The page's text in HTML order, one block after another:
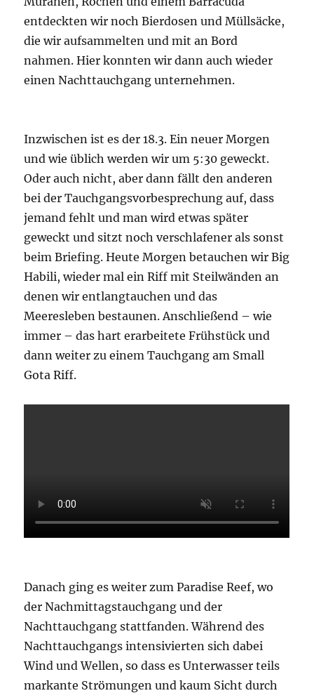
entdeckten wir noch Bierdosen und Müllsäcke,
die wir aufsammelten und mit an Bord
nahmen. Hier konnten wir dann auch wieder
einen Nachttauchgang unternehmen.
Inzwischen ist es der 18.3. Ein neuer Morgen
und wie üblich werden wir um 5:30 geweckt.
Oder auch nicht, aber dann fällt den anderen
bei der Tauchgangsvorbesprechung auf, dass
jemand fehlt und man wird etwas später
geweckt und sitzt noch verschlafener als sonst
beim Briefing. Heute Morgen betauchen wir Big
Habili, wieder mal ein Riff mit Steilwänden an
denen wir entlangtauchen und das
Meeresleben bestaunen. Anschließend – wie
immer – das hart erarbeitete Frühstück und
dann weiter zu einem Tauchgang am Small
Gota Riff.
Danach ging es weiter zum Paradise Reef, wo
der Nachmittagstauchgang und der
Nachttauchgang stattfanden. Während des
Nachttauchgangs intensivierten sich dabei
Wind und Wellen, so dass es Unterwasser teils
markante Strömungen und kaum Sicht durch